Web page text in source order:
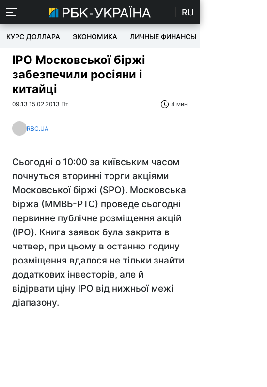
RU
КУРС ДОЛЛАРА ЭКОНОМИКА ЛИЧНЫЕ ФИНАНСЫ
IPO Московської біржі
забезпечили росіяни і
китайці
09:13 15.02.2013 Пт 4 мин
RBC.UA
Сьогодні о 10:00 за київським часом
почнуться вторинні торги акціями
Московської біржі (SPO). Московська
біржа (ММВБ-РТС) проведе сьогодні
первинне публічне розміщення акцій
(IPO). Книга заявок була закрита в
четвер, при цьому в останню годину
розміщення вдалося не тільки знайти
додаткових інвесторів, але й
відірвати ціну IPO від нижньої межі
діапазону.